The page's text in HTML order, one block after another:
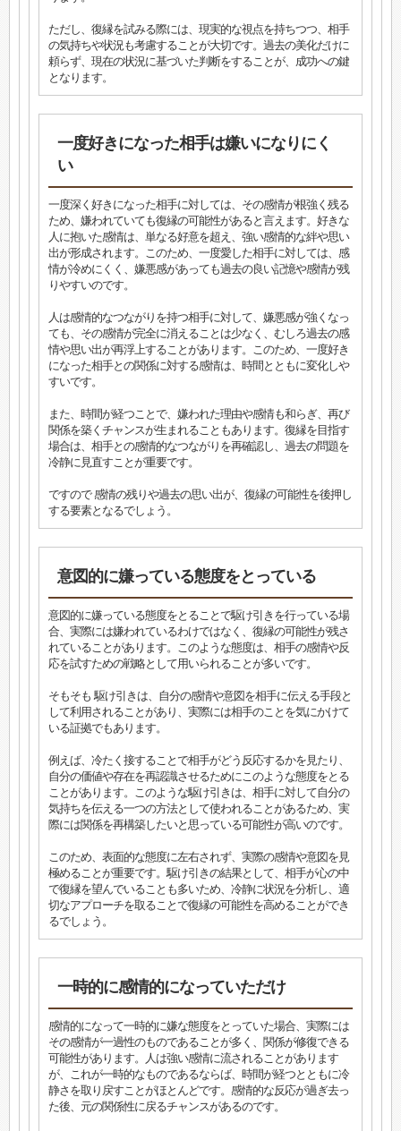
ただし、復縁を試みる際には、現実的な視点を持ちつつ、相手
の気持ちや状況も考慮することが大切です。過去の美化だけに
頼らず、現在の状況に基づいた判断をすることが、成功への鍵
となります。
一度好きになった相手は嫌いになりにく
い
一度深く好きになった相手に対しては、その感情が根強く残る
ため、嫌われていても復縁の可能性があると言えます。好きな
人に抱いた感情は、単なる好意を超え、強い感情的な絆や思い
出が形成されます。このため、一度愛した相手に対しては、感
情が冷めにくく、嫌悪感があっても過去の良い記憶や感情が残
りやすいのです。
人は感情的なつながりを持つ相手に対して、嫌悪感が強くなっ
ても、その感情が完全に消えることは少なく、むしろ過去の感
情や思い出が再浮上することがあります。このため、一度好き
になった相手との関係に対する感情は、時間とともに変化しや
すいです。
また、時間が経つことで、嫌われた理由や感情も和らぎ、再び
関係を築くチャンスが生まれることもあります。復縁を目指す
場合は、相手との感情的なつながりを再確認し、過去の問題を
冷静に見直すことが重要です。
ですので 感情の残りや過去の思い出が、復縁の可能性を後押し
する要素となるでしょう。
意図的に嫌っている態度をとっている
意図的に嫌っている態度をとることで駆け引きを行っている場
合、実際には嫌われているわけではなく、復縁の可能性が残さ
れていることがあります。このような態度は、相手の感情や反
応を試すための戦略として用いられることが多いです。
そもそも 駆け引きは、自分の感情や意図を相手に伝える手段と
して利用されることがあり、実際には相手のことを気にかけて
いる証拠でもあります。
例えば、冷たく接することで相手がどう反応するかを見たり、
自分の価値や存在を再認識させるためにこのような態度をとる
ことがあります。このような駆け引きは、相手に対して自分の
気持ちを伝える一つの方法として使われることがあるため、実
際には関係を再構築したいと思っている可能性が高いのです。
このため、表面的な態度に左右されず、実際の感情や意図を見
極めることが重要です。駆け引きの結果として、相手が心の中
で復縁を望んでいることも多いため、冷静に状況を分析し、適
切なアプローチを取ることで復縁の可能性を高めることができ
るでしょう。
一時的に感情的になっていただけ
感情的になって一時的に嫌な態度をとっていた場合、実際には
その感情が一過性のものであることが多く、関係が修復できる
可能性があります。人は強い感情に流されることがあります
が、これが一時的なものであるならば、時間が経つとともに冷
静さを取り戻すことがほとんどです。感情的な反応が過ぎ去っ
た後、元の関係性に戻るチャンスがあるのです。